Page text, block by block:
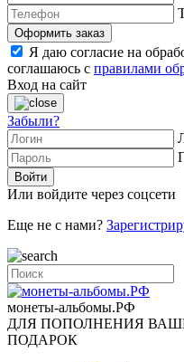
Я даю согласие на
соглашаюсь с правилами
Вход на сайт
Забыли?
Или войдите через соцсети
Еще не с нами?
монеты-альбомы.РФ
ДЛЯ ПОПОЛНЕНИЯ
ПОДАРОК